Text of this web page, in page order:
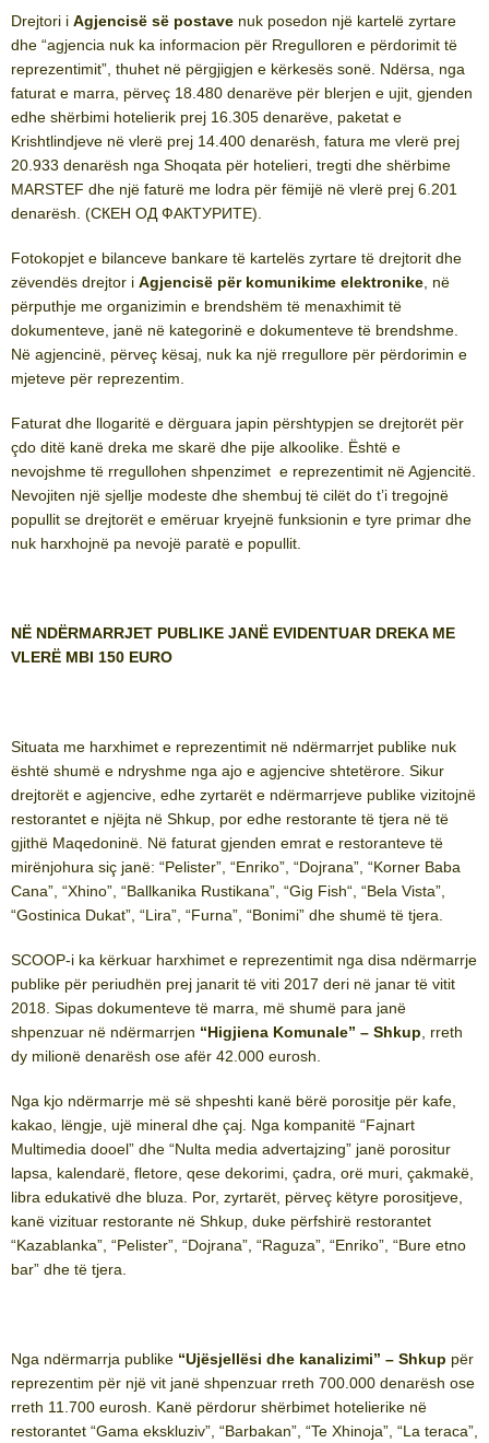
Drejtori i Agjencisë së postave nuk posedon një kartelë zyrtare
dhe “agjencia nuk ka informacion për Rregulloren e përdorimit të
reprezentimit”, thuhet në përgjigjen e kërkesës sonë. Ndërsa, nga
faturat e marra, përveç 18.480 denarëve për blerjen e ujit, gjenden
edhe shërbimi hotelierik prej 16.305 denarëve, paketat e
Krishtlindjeve në vlerë prej 14.400 denarësh, fatura me vlerë prej
20.933 denarësh nga Shoqata për hotelieri, tregti dhe shërbime
MARSTEF dhe një faturë me lodra për fëmijë në vlerë prej 6.201
denarësh. (СКЕН ОД ФАКТУРИТЕ).
Fotokopjet e bilanceve bankare të kartelës zyrtare të drejtorit dhe
zëvendës drejtor i Agjencisë për komunikime elektronike, në
përputhje me organizimin e brendshëm të menaxhimit të
dokumenteve, janë në kategorinë e dokumenteve të brendshme.
Në agjencinë, përveç kësaj, nuk ka një rregullore për përdorimin e
mjeteve për reprezentim.
Faturat dhe llogaritë e dërguara japin përshtypjen se drejtorët për
çdo ditë kanë dreka me skarë dhe pije alkoolike. Është e
nevojshme të rregullohen shpenzimet e reprezentimit në Agjencitë.
Nevojiten një sjellje modeste dhe shembuj të cilët do t’i tregojnë
popullit se drejtorët e emëruar kryejnë funksionin e tyre primar dhe
nuk harxhojnë pa nevojë paratë e popullit.
NË NDËRMARRJET PUBLIKE JANË EVIDENTUAR DREKA ME
VLERË MBI 150 EURO
Situata me harxhimet e reprezentimit në ndërmarrjet publike nuk
është shumë e ndryshme nga ajo e agjencive shtetërore. Sikur
drejtorët e agjencive, edhe zyrtarët e ndërmarrjeve publike vizitojnë
restorantet e njëjta në Shkup, por edhe restorante të tjera në të
gjithë Maqedoninë. Në faturat gjenden emrat e restoranteve të
mirënjohura siç janë: “Pelister”, “Enriko”, “Dojrana”, “Korner Baba
Cana”, “Xhino”, “Ballkanika Rustikana”, “Gig Fish“, “Bela Vista”,
“Gostinica Dukat”, “Lira”, “Furna”, “Bonimi” dhe shumë të tjera.
SCOOP-i ka kërkuar harxhimet e reprezentimit nga disa ndërmarrje
publike për periudhën prej janarit të viti 2017 deri në janar të vitit
2018. Sipas dokumenteve të marra, më shumë para janë
shpenzuar në ndërmarrjen “Higjiena Komunale” – Shkup, rreth
dy milionë denarësh ose afër 42.000 eurosh.
Nga kjo ndërmarrje më së shpeshti kanë bërë porositje për kafe,
kakao, lëngje, ujë mineral dhe çaj. Nga kompanitë “Fajnart
Multimedia dooel” dhe “Nulta media advertajzing” janë porositur
lapsa, kalendarë, fletore, qese dekorimi, çadra, orë muri, çakmakë,
libra edukativë dhe bluza. Por, zyrtarët, përveç këtyre porositjeve,
kanë vizituar restorante në Shkup, duke përfshirë restorantet
“Kazablanka”, “Pelister”, “Dojrana”, “Raguza”, “Enriko”, “Bure etno
bar” dhe të tjera.
Nga ndërmarrja publike “Ujësjellësi dhe kanalizimi” – Shkup për
reprezentim për një vit janë shpenzuar rreth 700.000 denarësh ose
rreth 11.700 eurosh. Kanë përdorur shërbimet hotelierike në
restorantet “Gama ekskluziv”, “Barbakan”, “Te Xhinoja”, “La teraca”,